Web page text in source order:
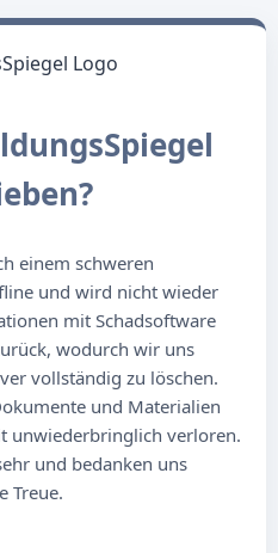
einem schweren
und wird nicht wieder
mit Schadsoftware
wodurch wir uns
vollständig zu löschen.
und Materialien
unwiederbringlich verloren.
und bedanken uns
Treue.